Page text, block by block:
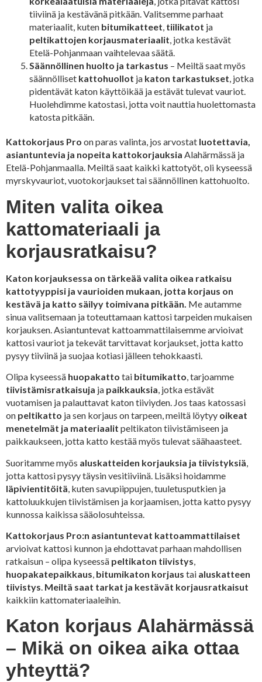
tiiviinä ja kestävänä pitkään. Valitsemme parhaat
materiaalit, kuten bitumikatteet, tiilikatot ja
peltikattojen korjausmateriaalit, jotka kestävät
Etelä-Pohjanmaan vaihtelevaa säätä.
Säännöllinen huolto ja tarkastus – Meiltä saat myös
säännölliset kattohuollot ja katon tarkastukset, jotka
pidentävät katon käyttöikää ja estävät tulevat vauriot.
Huolehdimme katostasi, jotta voit nauttia huolettomasta
katosta pitkään.
Kattokorjaus Pro on paras valinta, jos arvostat luotettavia,
asiantuntevia ja nopeita kattokorjauksia Alahärmässä ja
Etelä-Pohjanmaalla. Meiltä saat kaikki kattotyöt, oli kyseessä
myrskyvauriot, vuotokorjaukset tai säännöllinen kattohuolto.
Miten valita oikea
kattomateriaali ja
korjausratkaisu?
Katon korjauksessa on tärkeää valita oikea ratkaisu
kattotyyppisi ja vaurioiden mukaan, jotta korjaus on
kestävä ja katto säilyy toimivana pitkään. Me autamme
sinua valitsemaan ja toteuttamaan kattosi tarpeiden mukaisen
korjauksen. Asiantuntevat kattoammattilaisemme arvioivat
kattosi vauriot ja tekevät tarvittavat korjaukset, jotta katto
pysyy tiiviinä ja suojaa kotiasi jälleen tehokkaasti.
Olipa kyseessä huopakatto tai bitumikatto, tarjoamme
tiivistämisratkaisuja ja paikkauksia, jotka estävät
vuotamisen ja palauttavat katon tiiviyden. Jos taas katossasi
on peltikatto ja sen korjaus on tarpeen, meiltä löytyy oikeat
menetelmät ja materiaalit peltikaton tiivistämiseen ja
paikkaukseen, jotta katto kestää myös tulevat säähaasteet.
Suoritamme myös aluskatteiden korjauksia ja tiivistyksiä
jotta kattosi pysyy täysin vesitiiviinä. Lisäksi hoidamme
läpivientitöitä , kuten savupiippujen, tuuletusputkien ja
kattoluukkujen tiivistämisen ja korjaamisen, jotta katto pysyy
kunnossa kaikissa sääolosuhteissa.
Kattokorjaus Pro:n asiantuntevat kattoammattilaiset
arvioivat kattosi kunnon ja ehdottavat parhaan mahdollisen
ratkaisun – olipa kyseessä peltikaton tiivistys,
huopakatepaikkaus, bitumikaton korjaus tai aluskatteen
tiivistys. Meiltä saat tarkat ja kestävät korjausratkaisut
kaikkiin kattomateriaaleihin.
Katon korjaus Alahärmässä
– Mikä on oikea aika ottaa
yhteyttä?